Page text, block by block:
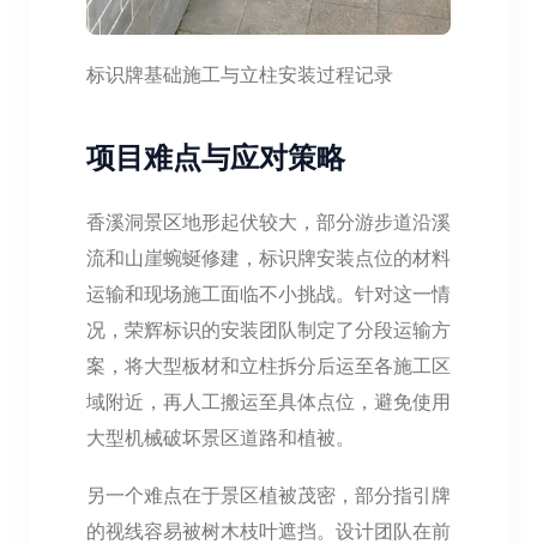
标识牌基础施工与立柱安装过程记录
项目难点与应对策略
香溪洞景区地形起伏较大，部分游步道沿溪
流和山崖蜿蜒修建，标识牌安装点位的材料
运输和现场施工面临不小挑战。针对这一情
况，荣辉标识的安装团队制定了分段运输方
案，将大型板材和立柱拆分后运至各施工区
域附近，再人工搬运至具体点位，避免使用
大型机械破坏景区道路和植被。
另一个难点在于景区植被茂密，部分指引牌
的视线容易被树木枝叶遮挡。设计团队在前